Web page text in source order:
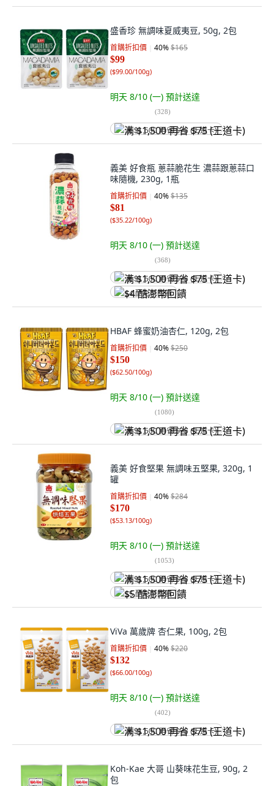
盛香珍 無調味夏威夷豆, 50g, 2包
首購折扣價 40%$165
$99
($99.00/100g)
明天 8/10 (一) 預計送達
(328)
满 $1,500 再省 $75 (王道卡)
義美 好食瓶 蔥蒜脆花生 濃蒜跟蔥蒜口
味隨機, 230g, 1瓶
首購折扣價 40%$135
$81
($35.22/100g)
明天 8/10 (一) 預計送達
(368)
满 $1,500 再省 $75 (王道卡)
$4 酷澎幣回饋
HBAF 蜂蜜奶油杏仁, 120g, 2包
首購折扣價 40%$250
$150
($62.50/100g)
明天 8/10 (一) 預計送達
(1080)
满 $1,500 再省 $75 (王道卡)
義美 好食堅果 無調味五堅果, 320g, 1
罐
首購折扣價 40%$284
$170
($53.13/100g)
明天 8/10 (一) 預計送達
(1053)
满 $1,500 再省 $75 (王道卡)
$5 酷澎幣回饋
ViVa 萬歲牌 杏仁果, 100g, 2包
首購折扣價 40%$220
$132
($66.00/100g)
明天 8/10 (一) 預計送達
(402)
满 $1,500 再省 $75 (王道卡)
Koh-Kae 大哥 山葵味花生豆, 90g, 2
包